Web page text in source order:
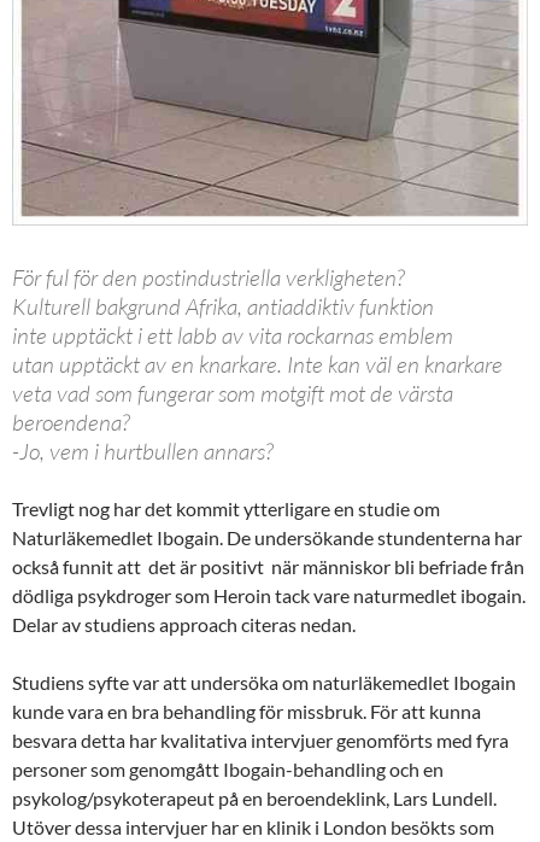
För ful för den postindustriella verkligheten?
Kulturell bakgrund Afrika, antiaddiktiv funktion
inte upptäckt i ett labb av vita rockarnas emblem
utan upptäckt av en knarkare. Inte kan väl en knarkare
veta vad som fungerar som motgift mot de värsta
beroendena?
-Jo, vem i hurtbullen annars?
Trevligt nog har det kommit ytterligare en studie om
Naturläkemedlet Ibogain. De undersökande stundenterna har
också funnit att det är positivt när människor bli befriade från
dödliga psykdroger som Heroin tack vare naturmedlet ibogain.
Delar av studiens approach citeras nedan.
Studiens syfte var att undersöka om naturläkemedlet Ibogain
kunde vara en bra behandling för missbruk. För att kunna
besvara detta har kvalitativa intervjuer genomförts med fyra
personer som genomgått Ibogain-behandling och en
psykolog/psykoterapeut på en beroendeklink, Lars Lundell.
Utöver dessa intervjuer har en klinik i London besökts som